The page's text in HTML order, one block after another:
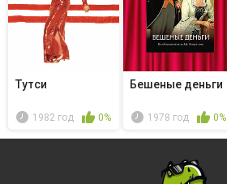
Тутси
1982 год 0%
Бешеные деньги
1978 год 0%